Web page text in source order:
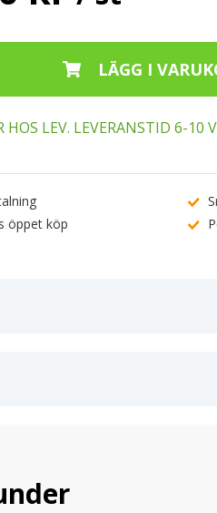
HOS LEV. LEVERANSTID 6-10
öppet köp